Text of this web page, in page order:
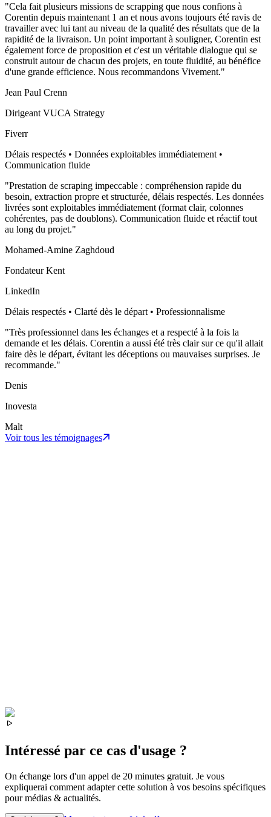
"Cela fait plusieurs missions de scrapping que nous confions à
Corentin depuis maintenant 1 an et nous avons toujours été ravis de
travailler avec lui tant au niveau de la qualité des résultats que de la
rapidité de la livraison. Un point important à souligner, Corentin est
également force de proposition et c'est un véritable dialogue qui se
construit autour de chacun des projets, en toute fluidité, au bénéfice
d'une grande efficience. Nous recommandons Vivement."
Jean Paul Crenn
Dirigeant VUCA Strategy
Fiverr
Délais respectés • Données exploitables immédiatement •
Communication fluide
"Prestation de scraping impeccable : compréhension rapide du
besoin, extraction propre et structurée, délais respectés. Les données
livrées sont exploitables immédiatement (format clair, colonnes
cohérentes, pas de doublons). Communication fluide et réactif tout
au long du projet."
Mohamed-Amine Zaghdoud
Fondateur Kent
LinkedIn
Délais respectés • Clarté dès le départ • Professionnalisme
"Très professionnel dans les échanges et a respecté à la fois la
demande et les délais. Corentin a aussi été très clair sur ce qu'il allait
faire dès le départ, évitant les déceptions ou mauvaises surprises. Je
recommande."
Denis
Inovesta
Malt
Voir tous les témoignages
Intéressé par ce cas d'usage ?
On échange lors d'un appel de 20 minutes gratuit. Je vous
expliquerai comment adapter cette solution à vos besoins spécifiques
pourmédias & actualités.